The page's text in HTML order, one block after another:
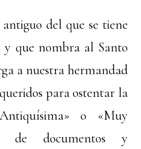
del que se tiene
y que nombra al Santo
a nuestra hermandad
para ostentar la
o «Muy
de documentos y